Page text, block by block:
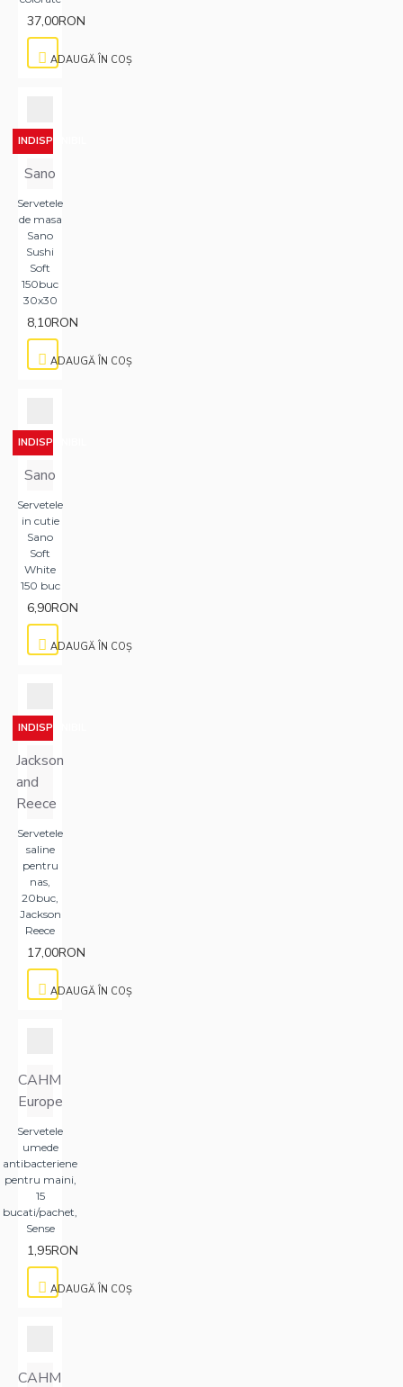
37,00RON
ADAUGĂ ÎN COŞ
INDISPONIBIL
Sano
Servetele
de masa
Sano
Sushi
Soft
150buc
30x30
8,10RON
ADAUGĂ ÎN COŞ
INDISPONIBIL
Sano
Servetele
in cutie
Sano
Soft
White
150 buc
6,90RON
ADAUGĂ ÎN COŞ
INDISPONIBIL
Jackson
and
Reece
Servetele
saline
pentru
nas,
20buc,
Jackson
Reece
17,00RON
ADAUGĂ ÎN COŞ
CAHM
Europe
Servetele
umede
antibacteriene
pentru maini,
15
bucati/pachet,
Sense
1,95RON
ADAUGĂ ÎN COŞ
CAHM